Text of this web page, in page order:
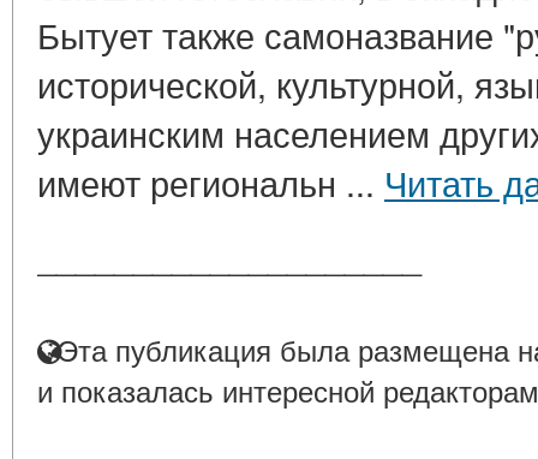
Бытует также самоназвание
исторической, культурной,
украинским населением
имеют региональн ... Читать
Эта публикация была размещена
и показалась интересной